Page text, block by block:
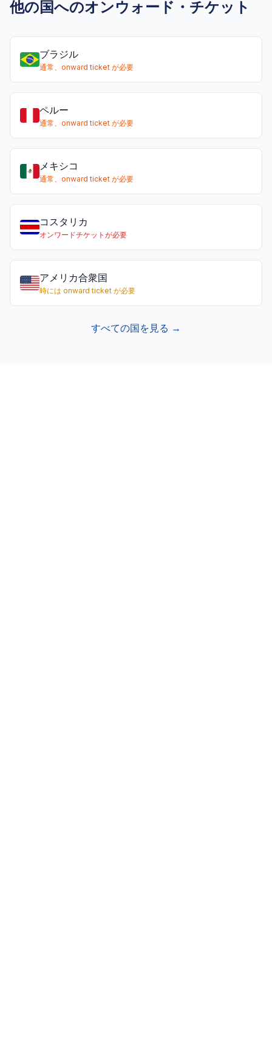
他の国へのオンウォード・チケット
ブラジル
通常、onward ticket が必要
ペルー
通常、onward ticket が必要
メキシコ
通常、onward ticket が必要
コスタリカ
オンワードチケットが必要
アメリカ合衆国
時には onward ticket が必要
すべての国を見る →